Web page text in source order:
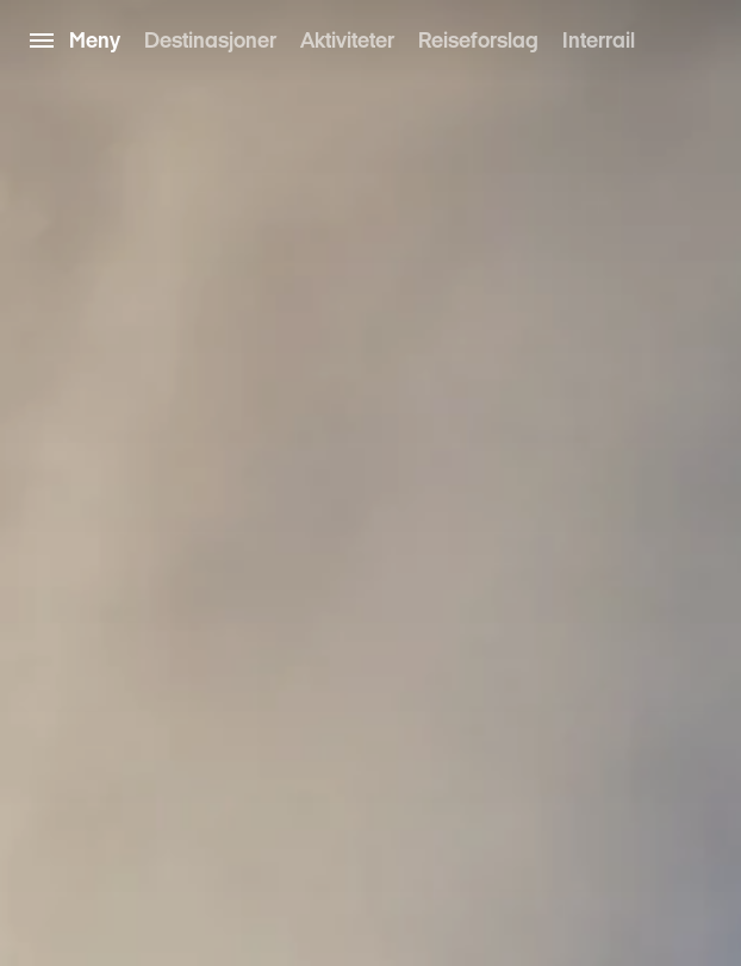
Meny Destinasjoner Aktiviteter Reiseforslag Interrail